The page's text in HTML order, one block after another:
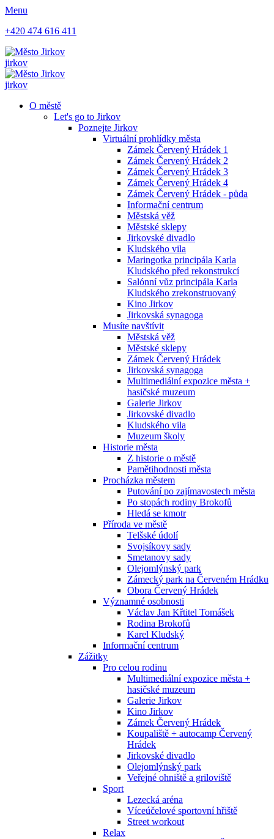
Menu
+420 474 616 411
jirkov
jirkov
O městě
Let's go to Jirkov
Poznejte Jirkov
Virtuální prohlídky města
Zámek Červený Hrádek 1
Zámek Červený Hrádek 2
Zámek Červený Hrádek 3
Zámek Červený Hrádek 4
Zámek Červený Hrádek - půda
Informační centrum
Městská věž
Městské sklepy
Jirkovské divadlo
Kludského vila
Maringotka principála Karla
Kludského před rekonstrukcí
Salónní vůz principála Karla
Kludského zrekonstruovaný
Kino Jirkov
Jirkovská synagoga
Musíte navštívit
Městská věž
Městské sklepy
Zámek Červený Hrádek
Jirkovská synagoga
Multimediální expozice města +
hasičské muzeum
Galerie Jirkov
Jirkovské divadlo
Kludského vila
Muzeum školy
Historie města
Z historie o městě
Pamětihodnosti města
Procházka městem
Putování po zajímavostech města
Po stopách rodiny Brokofů
Hledá se kmotr
Příroda ve městě
Telšské údolí
Svojsíkovy sady
Smetanovy sady
Olejomlýnský park
Zámecký park na Červeném Hrádku
Obora Červený Hrádek
Významné osobnosti
Václav Jan Křtitel Tomášek
Rodina Brokofů
Karel Kludský
Informační centrum
Zážitky
Pro celou rodinu
Multimediální expozice města +
hasičské muzeum
Galerie Jirkov
Kino Jirkov
Zámek Červený Hrádek
Koupaliště + autocamp Červený
Hrádek
Jirkovské divadlo
Olejomlýnský park
Veřejné ohniště a griloviště
Sport
Lezecká aréna
Víceúčelové sportovní hřiště
Street workout
Relax